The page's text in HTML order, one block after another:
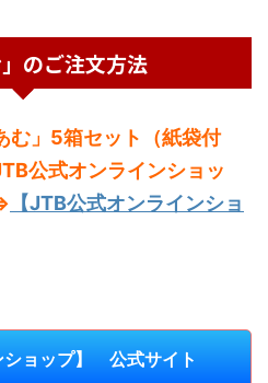
」のご注文方法
む」5箱セット（紙袋付
公式オンラインショッ
【JTB公式オンラインショ
ショップ】 公式サイト